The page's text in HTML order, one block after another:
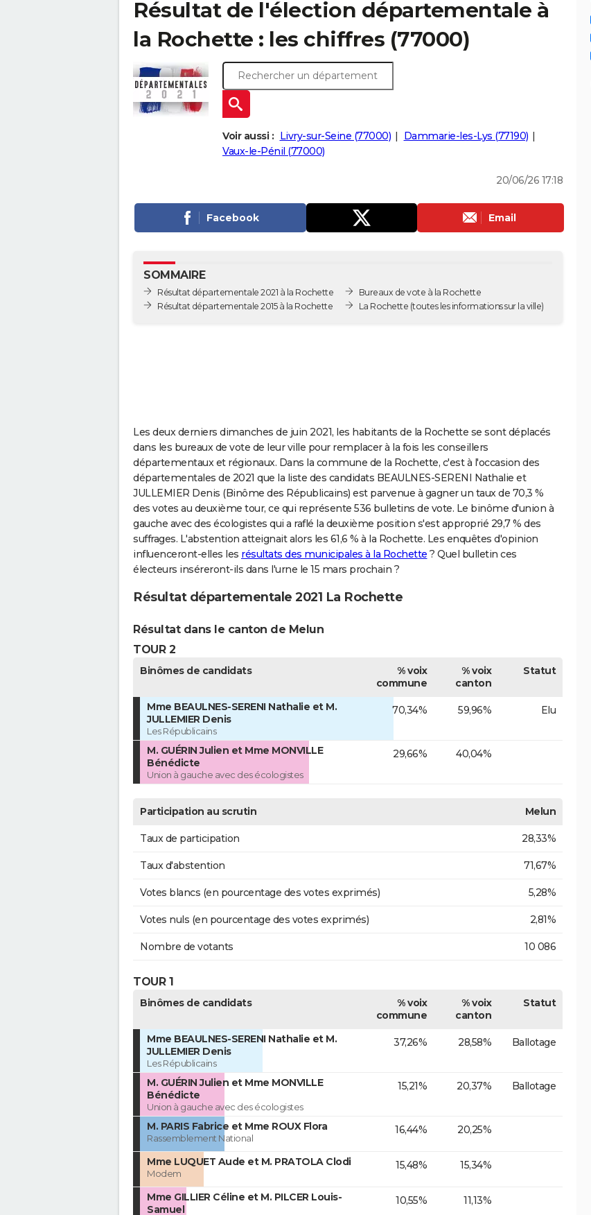
Résultat de l'élection départementale à
la Rochette : les chiffres (77000)
Voir aussi : Livry-sur-Seine (77000)
Dammarie-les-Lys (77190)
Vaux-le-Pénil (77000)
20/06/26 17:18
Facebook Email
SOMMAIRE
Résultat départementale 2021 à la Rochette
Résultat départementale 2015 à la Rochette
Bureaux de vote à la Rochette
La Rochette (toutes les informations sur la ville)
Les deux derniers dimanches de juin 2021, les habitants de la Rochette se sont déplacés
dans les bureaux de vote de leur ville pour remplacer à la fois les conseillers
départementaux et régionaux. Dans la commune de la Rochette, c'est à l'occasion des
départementales de 2021 que la liste des candidats BEAULNES-SERENI Nathalie et
JULLEMIER Denis (Binôme des Républicains) est parvenue à gagner un taux de 70,3 %
des votes au deuxième tour, ce qui représente 536 bulletins de vote. Le binôme d'union à
gauche avec des écologistes qui a raflé la deuxième position s'est approprié 29,7 % des
suffrages. L'abstention atteignait alors les 61,6 % à la Rochette. Les enquêtes d'opinion
influenceront-elles les résultats des municipales à la Rochette ? Quel bulletin ces
électeurs inséreront-ils dans l'urne le 15 mars prochain ?
Résultat départementale 2021 La Rochette
Résultat dans le canton de Melun
TOUR 2
Binômes de candidats
% voix
commune
% voix
canton
Statut
Mme BEAULNES-SERENI Nathalie et M.
JULLEMIER Denis
Les Républicains
70,34% 59,96% Elu
M. GUÉRIN Julien et Mme MONVILLE
Bénédicte
Union à gauche avec des écologistes
29,66% 40,04%
Participation au scrutin Melun
Taux de participation 28,33%
Taux d'abstention 71,67%
Votes blancs (en pourcentage des votes exprimés) 5,28%
Votes nuls (en pourcentage des votes exprimés) 2,81%
Nombre de votants 10 086
TOUR 1
Binômes de candidats
% voix
commune
% voix
canton
Statut
Mme BEAULNES-SERENI Nathalie et M.
JULLEMIER Denis
Les Républicains
37,26% 28,58% Ballotage
M. GUÉRIN Julien et Mme MONVILLE
Bénédicte
Union à gauche avec des écologistes
15,21% 20,37% Ballotage
M. PARIS Fabrice et Mme ROUX Flora
Rassemblement National
16,44% 20,25%
Mme LUQUET Aude et M. PRATOLA Clodi
Modem
15,48% 15,34%
Mme GILLIER Céline et M. PILCER Louis-
Samuel
10,55% 11,13%